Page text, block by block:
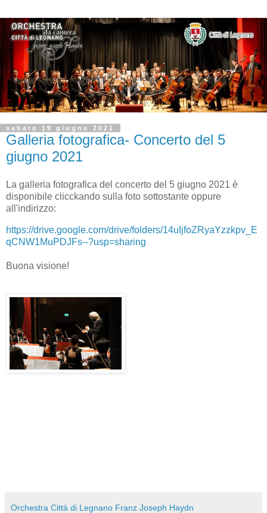
sabato 19 giugno 2021
Galleria fotografica- Concerto del 5
giugno 2021
La galleria fotografica del concerto del 5 giugno 2021 è
disponibile clicckando sulla foto sottostante oppure
all'indirizzo:
https://drive.google.com/drive/folders/14uIjfoZRyaYzzkpv_E
qCNW1MuPDJFs--?usp=sharing
Buona visione!
Orchestra Città di Legnano Franz Joseph Haydn